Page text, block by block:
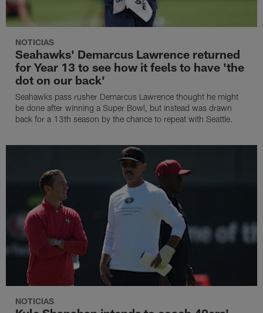
NOTICIAS
Seahawks' Demarcus Lawrence returned
for Year 13 to see how it feels to have 'the
dot on our back'
Seahawks pass rusher Demarcus Lawrence thought he might
be done after winning a Super Bowl, but instead was drawn
back for a 13th season by the chance to repeat with Seattle.
NOTICIAS